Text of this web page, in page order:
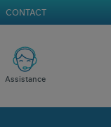
CONTACT
Assistance